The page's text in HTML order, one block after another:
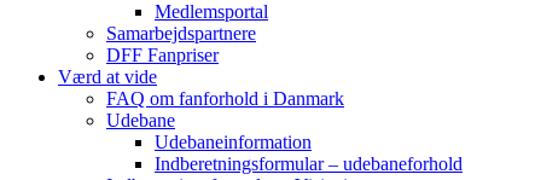
Medlemsportal
Samarbejdspartnere
DFF Fanpriser
Værd at vide
FAQ om fanforhold i Danmark
Udebane
Udebaneinformation
Indberetningsformular – udebaneforhold